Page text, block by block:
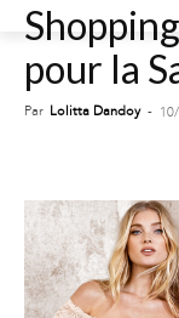
pour la
Par Lolitta Dandoy -